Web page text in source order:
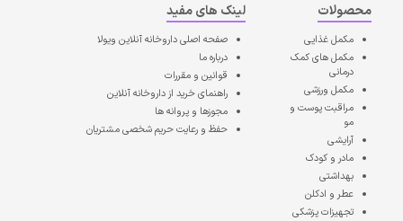
محصولات
مکمل غذایی
مکمل های کمک
درمانی
مکمل ورزشی
مراقبت پوست و
مو
آرایشی
مادر و کودک
بهداشتی
عطر و ادکلن
تجهیزات پزشکی
لینک های مفید
صفحه اصلیداروخانه آنلاین ویولا
درباره ما
قوانین و مقررات
راهنمای خرید از داروخانه آنلاین
مجوزها و پروانه ها
حفظ و رعایت حریم شخصی مشتریان